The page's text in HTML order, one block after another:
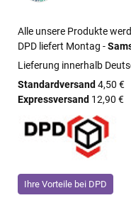
Alle unsere Produkte
DPD liefert Montag -
Lieferung innerhalb
Standardversand 4,50 €
Expressversand 12,90 €
Ihre Vorteile bei DPD